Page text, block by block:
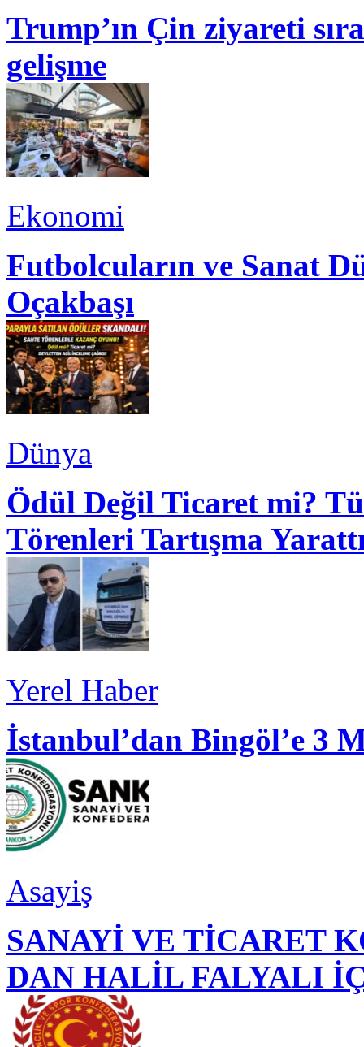
Trump’ın Çin ziyareti
gelişme
Ekonomi
Futbolcuların ve Sanat
Oçakbaşı
Dünya
Ödül Değil Ticaret mi?
Törenleri Tartışma
Yerel Haber
İstanbul’dan Bingöl’e 3
Asayiş
SANAYİ VE TİCARET
DAN HALİL FALYALI